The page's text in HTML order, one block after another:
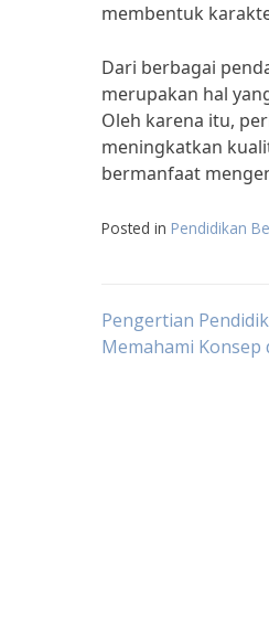
membentuk
Dari berbagai
merupakan hal
Oleh karena itu,
meningkatkan
bermanfaat
Posted in Pendidikan
Post
Pengertian
Memahami Konsep